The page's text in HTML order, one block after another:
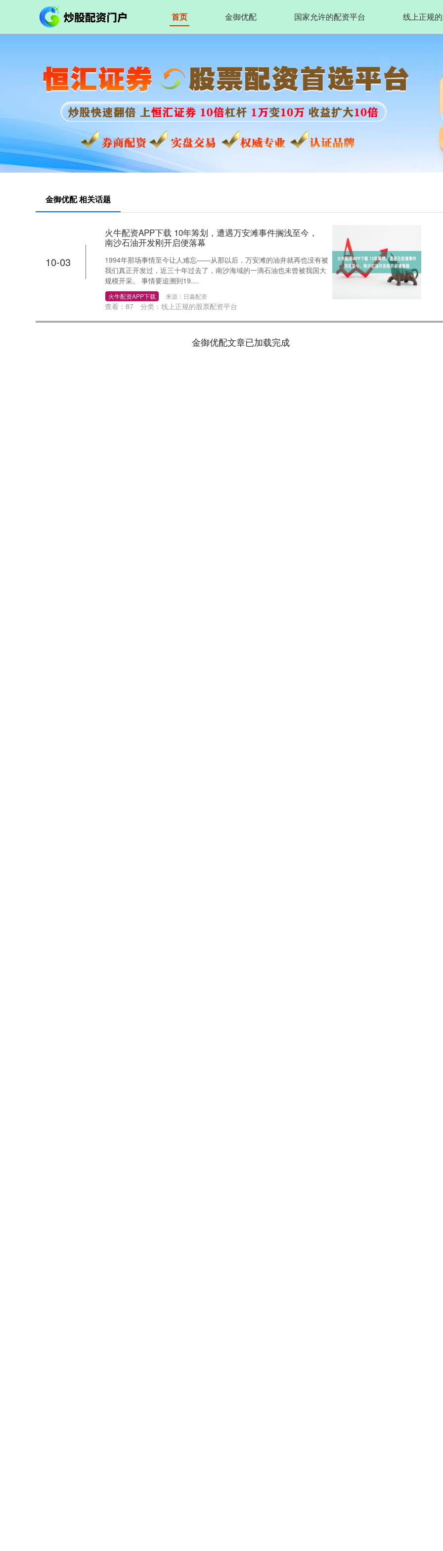
首页 金御优配 国家允许的配资平台 线上正规
金御优配 相关话题
10-03
火牛配资APP下载 10年筹划，遭遇万安滩事件搁浅至今，
南沙石油开发刚开启便落幕
1994年那场事情至今让人难忘——从那以后，万安滩的油井就再也没有被
我们真正开发过，近三十年过去了，南沙海域的一滴石油也未曾被我国大
规模开采。 事情要追溯到19....
火牛配资APP下载 来源：日鑫配资
查看： 87 分类： 线上正规的股票配资平台
金御优配文章已加载完成